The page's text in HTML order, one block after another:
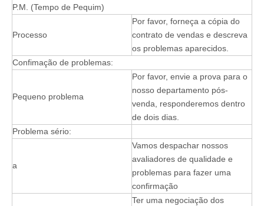
P.M. (Tempo de Pequim)
Processo
Por favor, forneça a cópia do
contrato de vendas e descreva
os problemas aparecidos.
Confimação de problemas:
Pequeno problema
Por favor, envie a prova para o
nosso departamento pós-
venda, responderemos dentro
de dois dias.
Problema sério:
a
Vamos despachar nossos
avaliadores de qualidade e
problemas para fazer uma
confirmação
Ter uma negociação dos